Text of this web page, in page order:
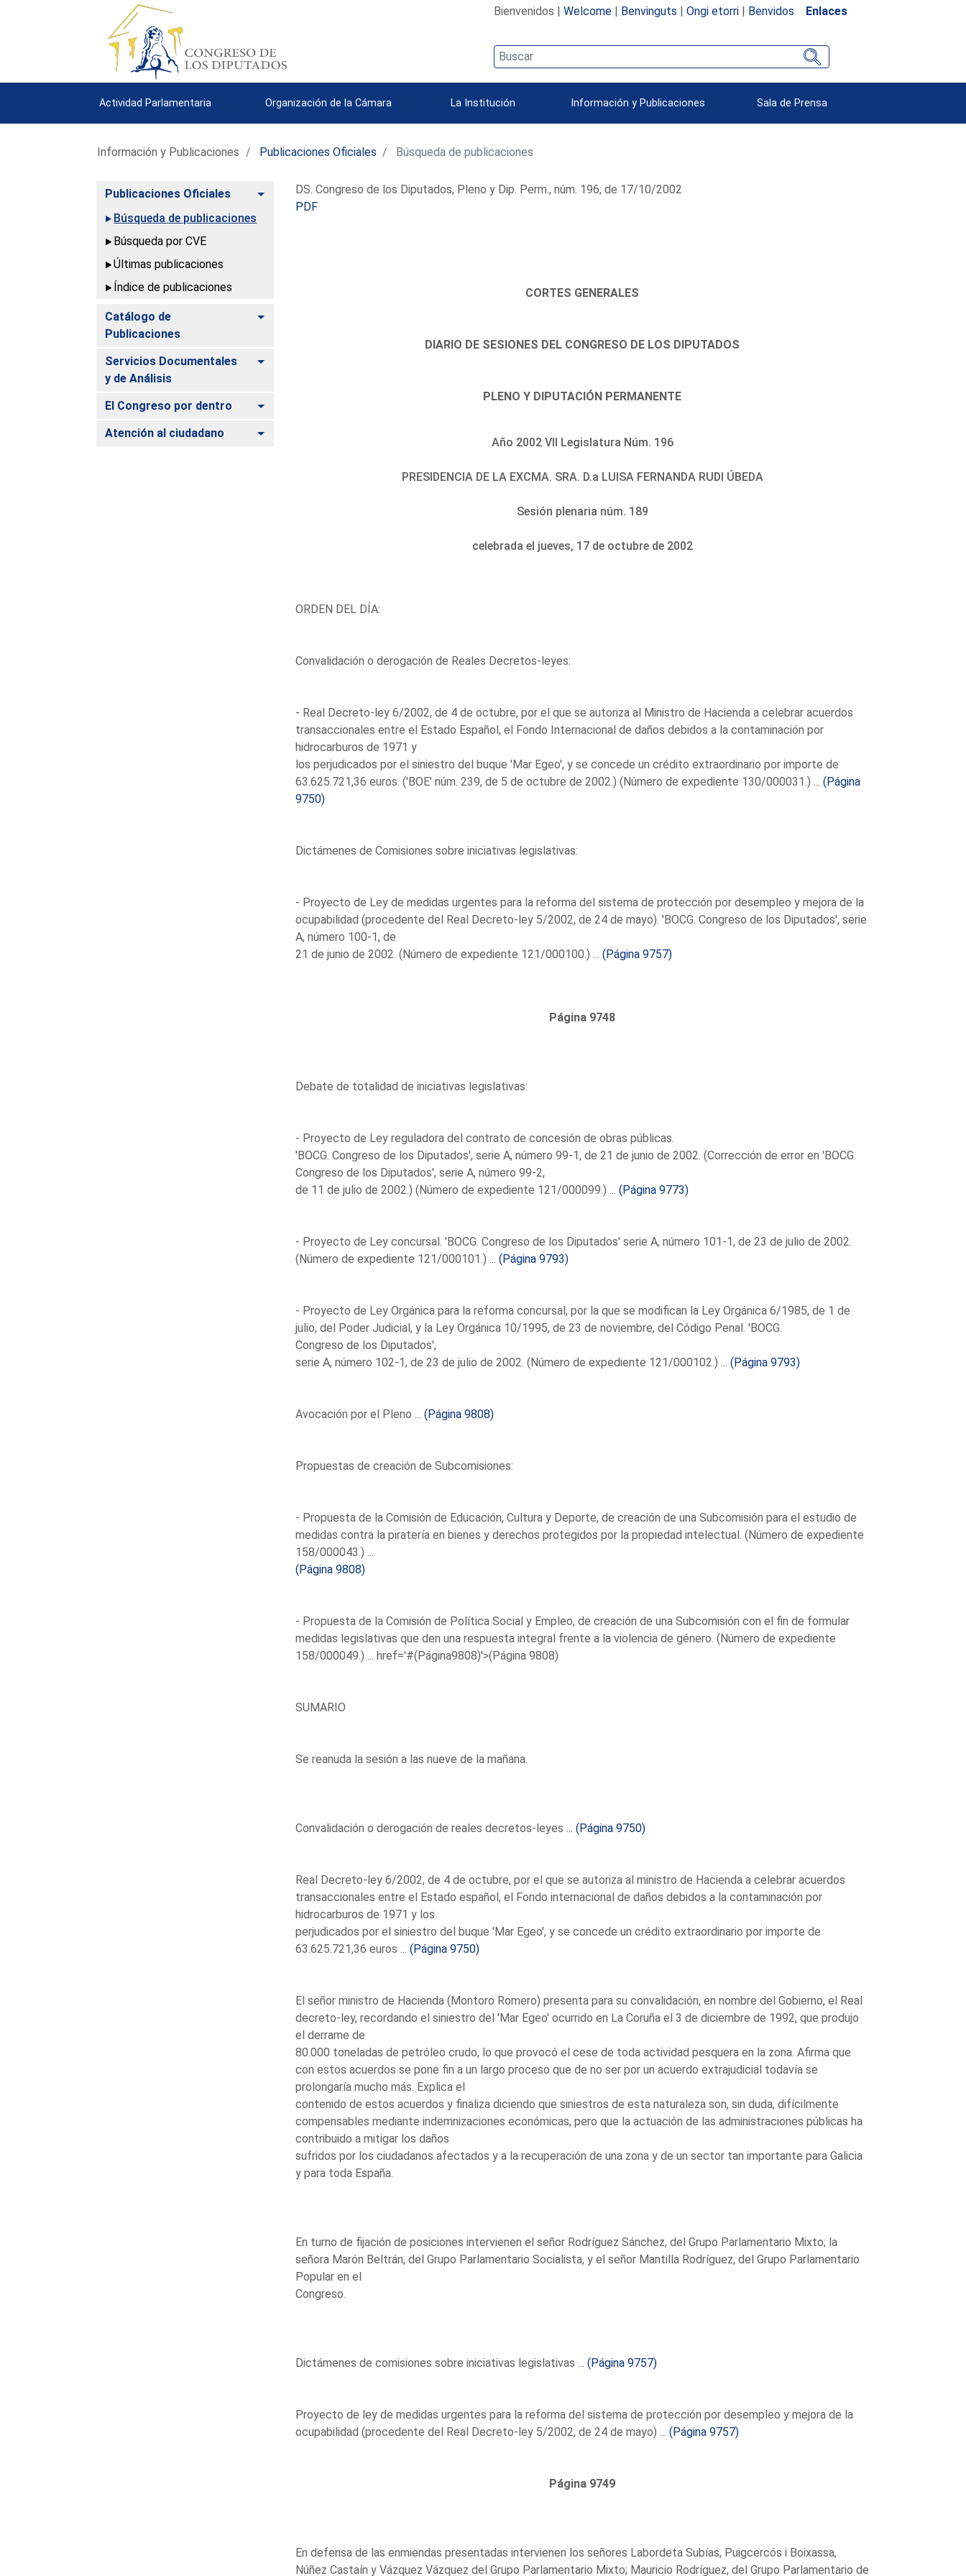
Bienvenidos | Welcome| Benvinguts | Ongi etorri| Benvidos Enlaces
Actividad Parlamentaria Organización de la Cámara La Institución Información y Publicaciones Sala de Prensa
Información y Publicaciones Publicaciones Oficiales Búsqueda de publicaciones
Publicaciones Oficiales
Alternar
Búsqueda de publicaciones
Búsqueda por CVE
Últimas publicaciones
Índice de publicaciones
Catálogo de
Publicaciones
Alternar
Servicios Documentales
y de Análisis
Alternar
El Congreso por dentro Alternar
Atención al ciudadano Alternar
DS. Congreso de los Diputados, Pleno y Dip. Perm., núm. 196, de 17/10/2002
PDF
CORTES GENERALES
DIARIO DE SESIONES DEL CONGRESO DE LOS DIPUTADOS
PLENO Y DIPUTACIÓN PERMANENTE
Año 2002 VII Legislatura Núm. 196
PRESIDENCIA DE LA EXCMA. SRA. D.a LUISA FERNANDA RUDI ÚBEDA
Sesión plenaria núm. 189
celebrada el jueves, 17 de octubre de 2002
ORDEN DEL DÍA:
Convalidación o derogación de Reales Decretos-leyes:
- Real Decreto-ley 6/2002, de 4 de octubre, por el que se autoriza al Ministro de Hacienda a celebrar acuerdos
transaccionales entre el Estado Español, el Fondo Internacional de daños debidos a la contaminación por
hidrocarburos de 1971 y
los perjudicados por el siniestro del buque 'Mar Egeo', y se concede un crédito extraordinario por importe de
63.625.721,36 euros. ('BOE' núm. 239, de 5 de octubre de 2002.) (Número de expediente 130/000031.) ... (Página
9750)
Dictámenes de Comisiones sobre iniciativas legislativas:
- Proyecto de Ley de medidas urgentes para la reforma del sistema de protección por desempleo y mejora de la
ocupabilidad (procedente del Real Decreto-ley 5/2002, de 24 de mayo). 'BOCG. Congreso de los Diputados', serie
A, número 100-1, de
21 de junio de 2002. (Número de expediente 121/000100.) ... (Página 9757)
Página 9748
Debate de totalidad de iniciativas legislativas:
- Proyecto de Ley reguladora del contrato de concesión de obras públicas.
'BOCG. Congreso de los Diputados', serie A, número 99-1, de 21 de junio de 2002. (Corrección de error en 'BOCG.
Congreso de los Diputados', serie A, número 99-2,
de 11 de julio de 2002.) (Número de expediente 121/000099.) ... (Página 9773)
- Proyecto de Ley concursal. 'BOCG. Congreso de los Diputados' serie A, número 101-1, de 23 de julio de 2002.
(Número de expediente 121/000101.) ... (Página 9793)
- Proyecto de Ley Orgánica para la reforma concursal, por la que se modifican la Ley Orgánica 6/1985, de 1 de
julio, del Poder Judicial, y la Ley Orgánica 10/1995, de 23 de noviembre, del Código Penal. 'BOCG.
Congreso de los Diputados',
serie A, número 102-1, de 23 de julio de 2002. (Número de expediente 121/000102.) ... (Página 9793)
Avocación por el Pleno ... (Página 9808)
Propuestas de creación de Subcomisiones:
- Propuesta de la Comisión de Educación, Cultura y Deporte, de creación de una Subcomisión para el estudio de
medidas contra la piratería en bienes y derechos protegidos por la propiedad intelectual. (Número de expediente
158/000043.) ...
(Página 9808)
- Propuesta de la Comisión de Política Social y Empleo, de creación de una Subcomisión con el fin de formular
medidas legislativas que den una respuesta integral frente a la violencia de género. (Número de expediente
158/000049.) ... href='#(Página9808)'>(Página 9808)
SUMARIO
Se reanuda la sesión a las nueve de la mañana.
Convalidación o derogación de reales decretos-leyes ... (Página 9750)
Real Decreto-ley 6/2002, de 4 de octubre, por el que se autoriza al ministro de Hacienda a celebrar acuerdos
transaccionales entre el Estado español, el Fondo internacional de daños debidos a la contaminación por
hidrocarburos de 1971 y los
perjudicados por el siniestro del buque 'Mar Egeo', y se concede un crédito extraordinario por importe de
63.625.721,36 euros ... (Página 9750)
El señor ministro de Hacienda (Montoro Romero) presenta para su convalidación, en nombre del Gobierno, el Real
decreto-ley, recordando el siniestro del 'Mar Egeo' ocurrido en La Coruña el 3 de diciembre de 1992, que produjo
el derrame de
80.000 toneladas de petróleo crudo, lo que provocó el cese de toda actividad pesquera en la zona. Afirma que
con estos acuerdos se pone fin a un largo proceso que de no ser por un acuerdo extrajudicial todavía se
prolongaría mucho más. Explica el
contenido de estos acuerdos y finaliza diciendo que siniestros de esta naturaleza son, sin duda, difícilmente
compensables mediante indemnizaciones económicas, pero que la actuación de las administraciones públicas ha
contribuido a mitigar los daños
sufridos por los ciudadanos afectados y a la recuperación de una zona y de un sector tan importante para Galicia
y para toda España.
En turno de fijación de posiciones intervienen el señor Rodríguez Sánchez, del Grupo Parlamentario Mixto; la
señora Marón Beltrán, del Grupo Parlamentario Socialista, y el señor Mantilla Rodríguez, del Grupo Parlamentario
Popular en el
Congreso.
Dictámenes de comisiones sobre iniciativas legislativas ... (Página 9757)
Proyecto de ley de medidas urgentes para la reforma del sistema de protección por desempleo y mejora de la
ocupabilidad (procedente del Real Decreto-ley 5/2002, de 24 de mayo) ... (Página 9757)
Página 9749
En defensa de las enmiendas presentadas intervienen los señores Labordeta Subías, Puigcercós i Boixassa,
Núñez Castaín y Vázquez Vázquez del Grupo Parlamentario Mixto; Mauricio Rodríguez, del Grupo Parlamentario de